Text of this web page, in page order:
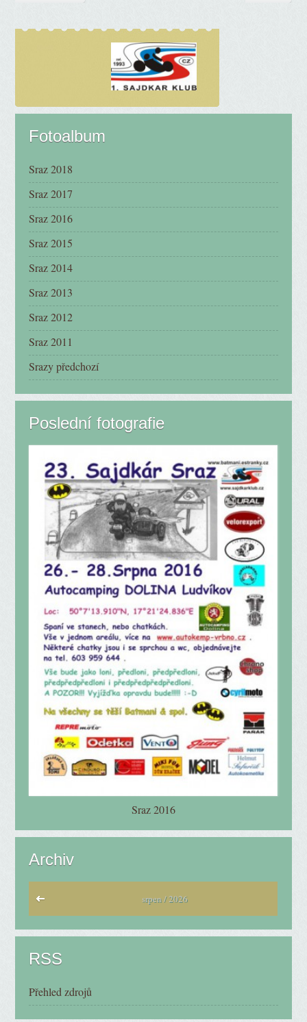
Fotoalbum
Sraz 2018
Sraz 2017
Sraz 2016
Sraz 2015
Sraz 2014
Sraz 2013
Sraz 2012
Sraz 2011
Srazy předchozí
Poslední fotografie
Sraz 2016
Archiv
srpen / 2026
RSS
Přehled zdrojů